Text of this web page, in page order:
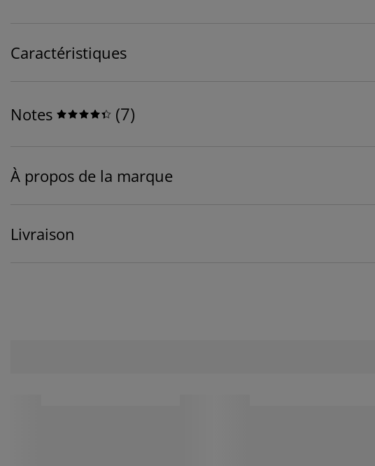
Caractéristiques
Notes (7)
À propos de la marque
Livraison